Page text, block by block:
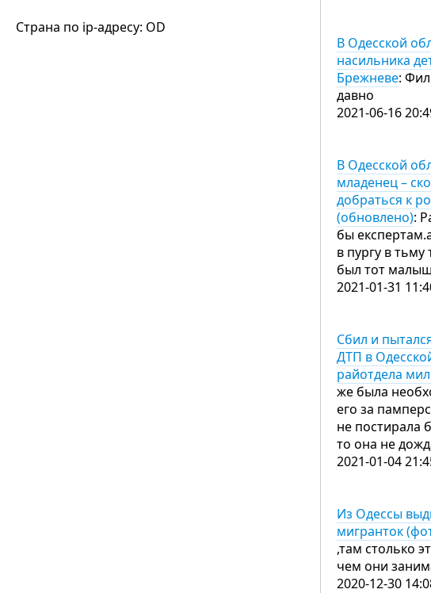
Страна по ip-адресу: OD
В Одесской
насильника
Брежневе:
давно
2021-06-16
В Одесской
младенец –
добраться к
(обновлено):
бы
в пургу в
был тот
2021-01-31
Сбил и
ДТП в
райотдела
же была
его за
не постирала
то она не
2021-01-04
Из Одессы
мигранток
,там столько
чем они
2020-12-30